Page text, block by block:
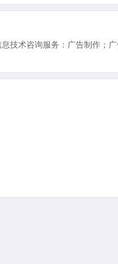
技术咨询服务：广告制作；